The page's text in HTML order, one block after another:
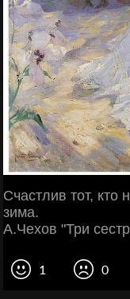
Счастлив тот, кто
зима.
А.Чехов "Три
1 0